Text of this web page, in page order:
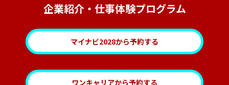
企業紹介・仕事体験プログラム
マイナビ2028から予約する
ワンキャリアから予約する